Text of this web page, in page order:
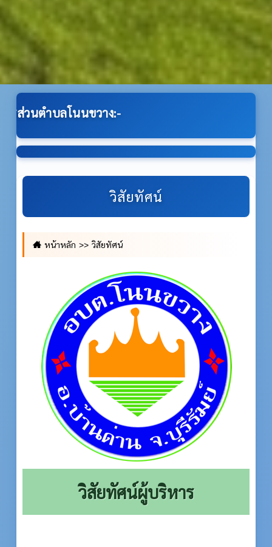
าง:-
วิสัยทัศน์
หน้าหลัก วิสัยทัศน์
วิสัยทัศน์ผู้บริหาร